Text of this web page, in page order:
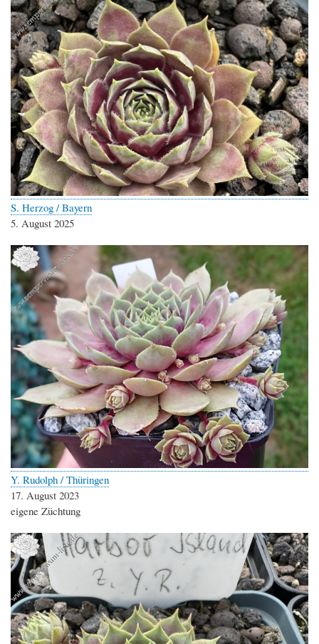
S. Herzog / Bayern
5. August 2025
Y. Rudolph / Thüringen
17. August 2023
eigene Züchtung